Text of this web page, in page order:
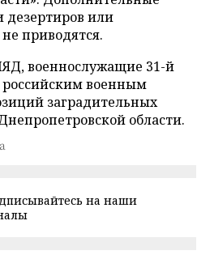
дезертиров или
приводятся.
военнослужащие 31-й
российским военным
заградительных
области.
на наши